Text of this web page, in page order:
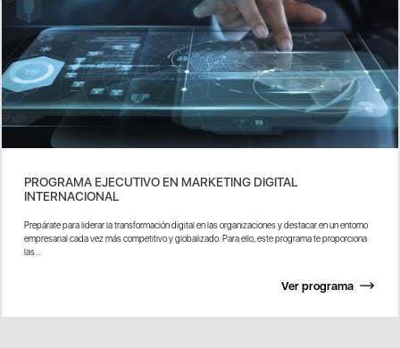
PROGRAMA EJECUTIVO EN MARKETING DIGITAL
INTERNACIONAL
Prepárate para liderar la transformación digital en las organizaciones y destacar en un entorno
empresarial cada vez más competitivo y globalizado. Para ello, este programa te proporciona
las...
Ver programa